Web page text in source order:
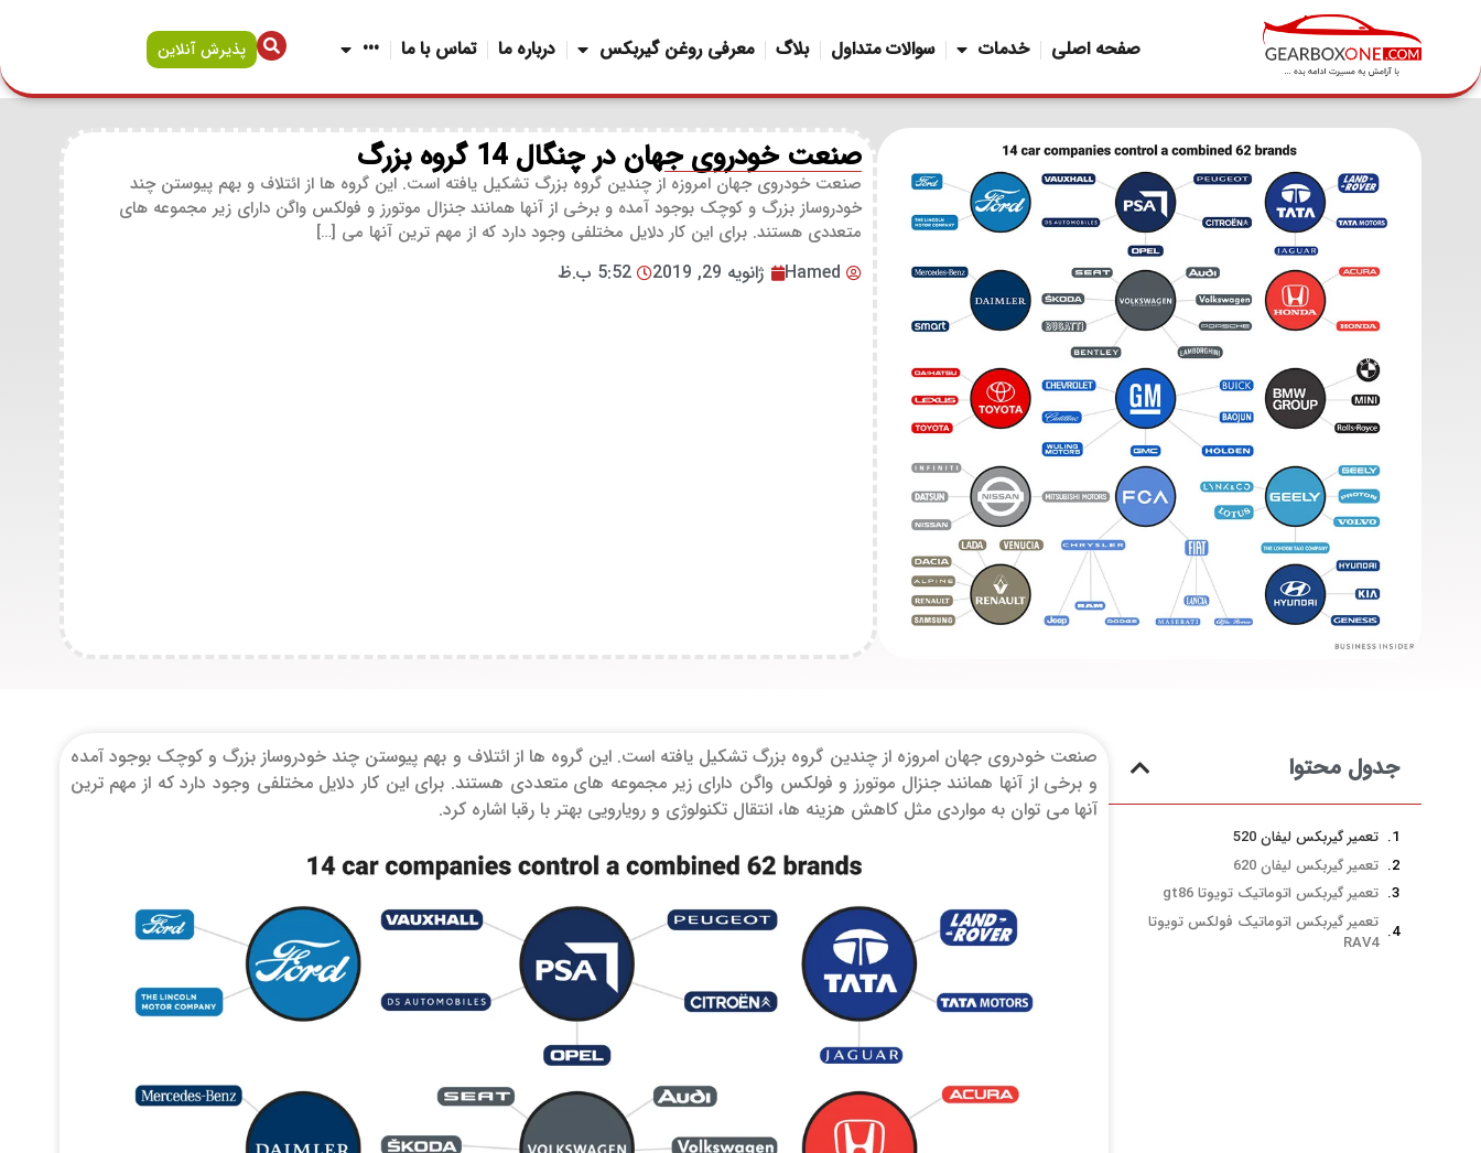
صفحه اصلی خدمات سوالات متداول بلاگ معرفی روغن گیربکس درباره ما تماس با ما ••• پذیرش آنلاین
صنعت خودروی جهان در چنگال 14 گروه بزرگ
صنعت خودروی جهان امروزه از چندین گروه بزرگ تشکیل یافته است. این گروه ها از ائتلاف و بهم پیوستن چند
خودروساز بزرگ و کوچک بوجود آمده و برخی از آنها همانند جنزال موتورز و فولکس واگن دارای زیر مجموعه های
متعددی هستند. برای این کار دلایل مختلفی وجود دارد که از مهم ترین آنها می […]
Hamed ژانویه 29, 2019 5:52 ب.ظ
جدول محتوا
تعمیر گیربکس لیفان 520
تعمیر گیربکس لیفان 620
تعمیر گیربکس اتوماتیک تویوتا gt86
تعمیر گیربکس اتوماتیک فولکس تویوتا
RAV4
صنعت خودروی جهان امروزه از چندین گروه بزرگ تشکیل یافته است. این گروه ها از ائتلاف و بهم پیوستن چند خودروساز بزرگ و کوچک بوجود آمده
و برخی از آنها همانند جنزال موتورز و فولکس واگن دارای زیر مجموعه های متعددی هستند. برای این کار دلایل مختلفی وجود دارد که از مهم ترین
آنها می توان به مواردی مثل کاهش هزینه ها، انتقال تکنولوژی و رویارویی بهتر با رقبا اشاره کرد.